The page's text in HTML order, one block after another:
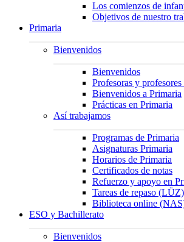
Los comienzos de
Objetivos de nuestro
Primaria
Bienvenidos
Bienvenidos
Profesoras y
Bienvenidos a Primaria
Prácticas en Primaria
Así trabajamos
Programas de Primaria
Asignaturas Primaria
Horarios de Primaria
Certificados de notas
Refuerzo y apoyo en
Tareas de repaso (LÜZ)
Biblioteca online
ESO y Bachillerato
Bienvenidos